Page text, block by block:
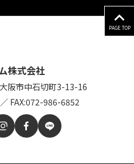
PAGE TOP
株式会社
阪市中石切町3-13-16
／ FAX:072-986-6852